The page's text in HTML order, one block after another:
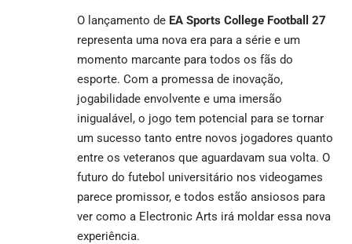
O lançamento de EA Sports College Football 27
representa uma nova era para a série e um
momento marcante para todos os fãs do
esporte. Com a promessa de inovação,
jogabilidade envolvente e uma imersão
inigualável, o jogo tem potencial para se tornar
um sucesso tanto entre novos jogadores quanto
entre os veteranos que aguardavam sua volta. O
futuro do futebol universitário nos videogames
parece promissor, e todos estão ansiosos para
ver como a Electronic Arts irá moldar essa nova
experiência.